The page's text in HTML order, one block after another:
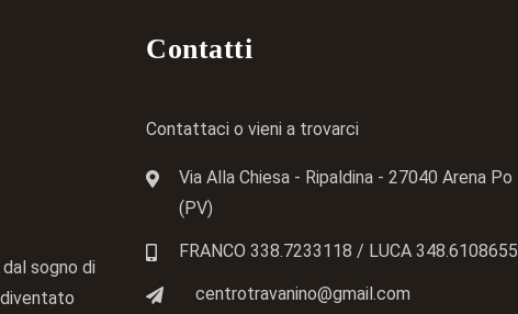
sogno di
Contatti
Contattaci o vieni a trovarci
Via Alla Chiesa - Ripaldina - 27040 Arena Po
(PV)
FRANCO 338.7233118 / LUCA 348.6108655
centrotravanino@gmail.com